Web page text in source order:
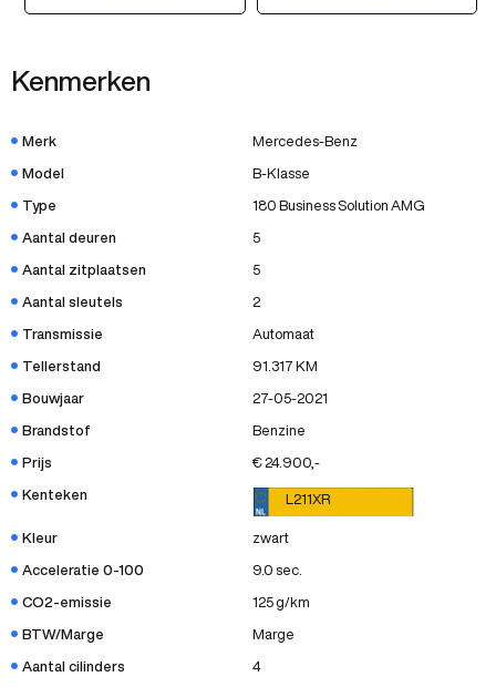
Kenmerken
Merk Mercedes-Benz
Model B-Klasse
Type 180 Business Solution AMG
Aantal deuren 5
Aantal zitplaatsen 5
Aantal sleutels 2
Transmissie Automaat
Tellerstand 91.317 KM
Bouwjaar 27-05-2021
Brandstof Benzine
Prijs € 24.900,-
Kenteken L211XR
Kleur zwart
Acceleratie 0-100 9.0 sec.
CO2-emissie 125 g/km
BTW/Marge Marge
Aantal cilinders 4